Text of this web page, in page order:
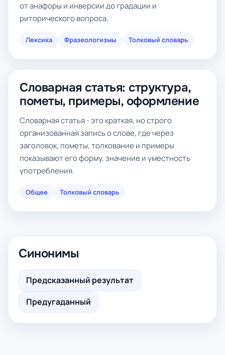
от анафоры и инверсии до градации и
риторического вопроса.
Лексика Фразеологизмы Толковый словарь
Словарная статья: структура,
пометы, примеры, оформление
Словарная статья - это краткая, но строго
организованная запись о слове, где через
заголовок, пометы, толкование и примеры
показывают его форму, значение и уместность
употребления.
Общее Толковый словарь
Синонимы
Предсказанный результат
Предугаданный